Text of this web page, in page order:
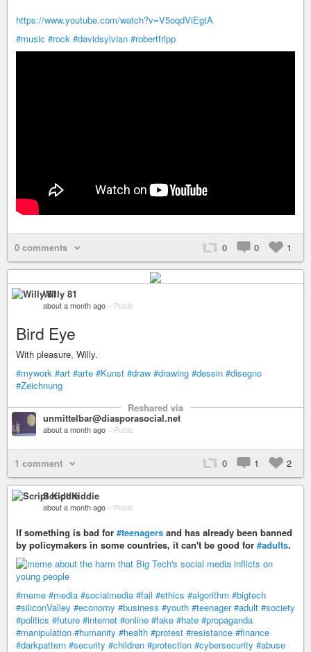
https://www.youtube.com/watch?v=V5oqdViEgtA
#music #rock #davidsylvian #robertfripp
0 comments 0 0 1
Willy 81
about a month ago – Public
Bird Eye
With pleasure, Willy.
#mywork #art #arte #Kunst #draw #drawing #dessin #disegno
#Zeichnung
Reshared via
unmittelbar@diasporasocial.net
about a month ago – Public
1 comment 0 1 2
Script Kiddie
about a month ago – Public
If something is bad for #teenagers and has already been banned
by policymakers in some countries, it can't be good for #adults.
#meme #media #socialmedia #fail #ethics #algorithm #bigtech
#siliconValley #economy #business #youth #teenager #adult #society
#politics #future #internet #online #fake #hate #propaganda
#manipulation #humanity #health #protest #resistance #finance
#darkpattern #security #children #protection #cybersecurity #abuse